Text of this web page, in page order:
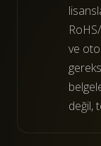
ve
değil,